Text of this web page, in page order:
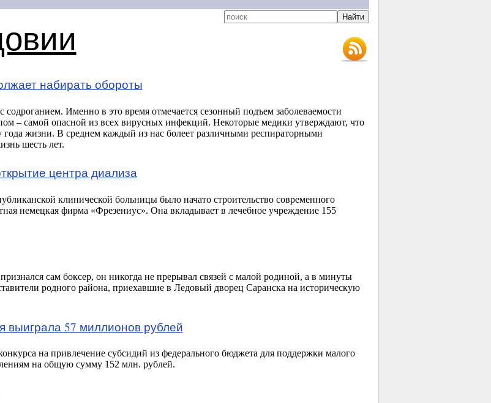
набирать обороты
Именно в это время отмечается сезонный подъем заболеваемости
– самой опасной из всех вирусных инфекций. Некоторые медики утверждают, что
года жизни. В среднем каждый из нас болеет различными респираторными
шесть лет.
центра диализа
клинической больницы было начато строительство современного
немецкая фирма «Фрезениус». Она вкладывает в лечебное учреждение 155
сам боксер, он никогда не прерывал связей с малой родиной, а в минуты
родного района, приехавшие в Ледовый дворец Саранска на историческую
выиграла 57 миллионов рублей
на привлечение субсидий из федерального бюджета для поддержки малого
на общую сумму 152 млн. рублей.